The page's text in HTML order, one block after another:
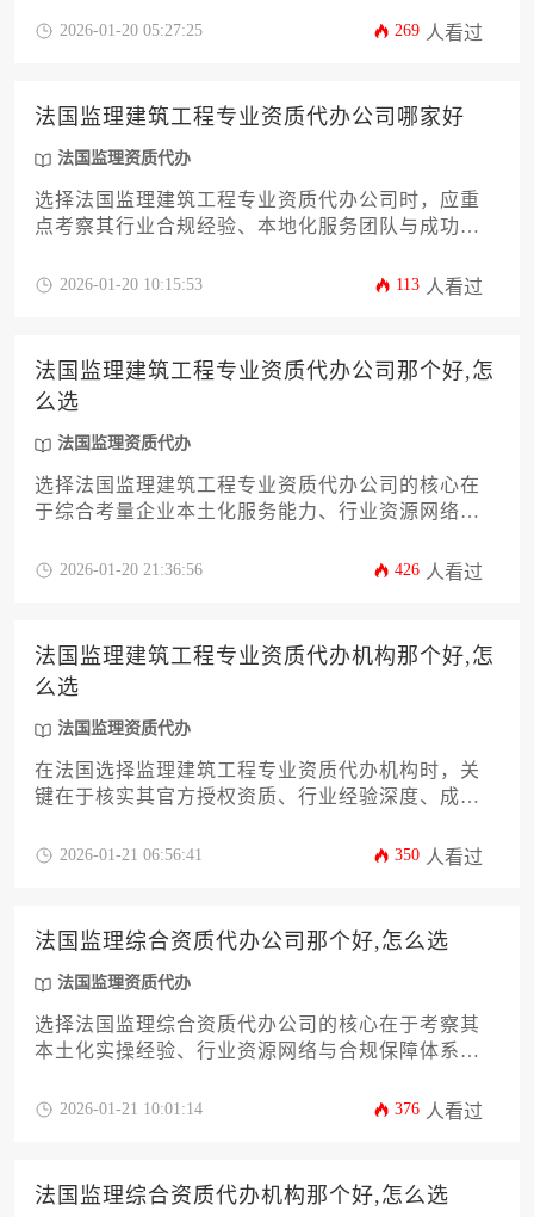
司信誉，优先选择提供资质维护全程托管的服务机
2026-01-20 05:27:25 269 人看过
法国监理建筑工程专业资质代办公司哪家好
法国监理资质代办
选择法国监理建筑工程专业资质代办公司时，应重
点考察其行业合规经验、本地化服务团队与成功案
系，还能为企业量身定制资质获取方案，显著降低
2026-01-20 10:15:53 113 人看过
法国监理建筑工程专业资质代办公司那个好,怎
么选
法国监理资质代办
选择法国监理建筑工程专业资质代办公司的核心在
于综合考量企业本土化服务能力、行业资源网络、
调查与动态评估机制可精准筛选出适配企业国际化
2026-01-20 21:36:56 426 人看过
法国监理建筑工程专业资质代办机构那个好,怎
么选
法国监理资质代办
在法国选择监理建筑工程专业资质代办机构时，关
键在于核实其官方授权资质、行业经验深度、成功
能高效完成资质申请，更能为企业提供全流程合规
需求匹配度最高的合作伙伴。
2026-01-21 06:56:41 350 人看过
法国监理综合资质代办公司那个好,怎么选
法国监理资质代办
选择法国监理综合资质代办公司的核心在于考察其
本土化实操经验、行业资源网络与合规保障体系。
能力，能够针对企业特定需求提供定制化资质获取
条款三个维度进行综合评估。
2026-01-21 10:01:14 376 人看过
法国监理综合资质代办机构那个好,怎么选